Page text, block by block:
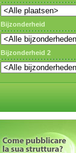
Bijzonderheid
Bijzonderheid 2